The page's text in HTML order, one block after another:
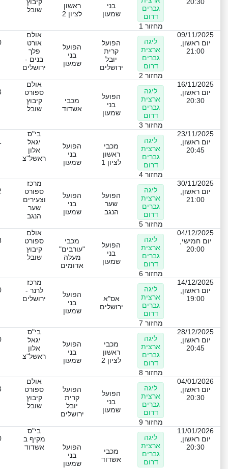
גברים
דרום
מחזור 1
בני
שמעון
ראשון
לציון 2
שובל
09/11/2025
יום ראשון,
21:00
ליגה
ארצית
גברים
דרום
מחזור 2
הפועל
קרית
יובל
ירושלים
הפועל
בני
שמעון
אולם
אורט
פלך
בנים -
ירושלים
16/11/2025
יום ראשון,
20:30
ליגה
ארצית
גברים
דרום
מחזור 3
הפועל
בני
שמעון
מכבי
אשדוד
אולם
ספורט
קיבוץ
שובל
23/11/2025
יום ראשון,
20:45
ליגה
ארצית
גברים
דרום
מחזור 4
מכבי
ראשון
לציון 1
הפועל
בני
שמעון
בי"ס
יגאל
אלון
ראשל"צ
30/11/2025
יום ראשון,
21:00
ליגה
ארצית
גברים
דרום
מחזור 5
הפועל
שער
הנגב
הפועל
בני
שמעון
מרכז
ספורט
וצעירים
שער
הנגב
04/12/2025
יום חמישי,
20:00
ליגה
ארצית
גברים
דרום
מחזור 6
הפועל
בני
שמעון
מכבי
"עורבים"
מעלה
אדומים
אולם
ספורט
קיבוץ
שובל
14/12/2025
יום ראשון,
19:00
ליגה
ארצית
גברים
דרום
מחזור 7
אס"א
ירושלים
הפועל
בני
שמעון
מרכז
לרנר -
ירושלים
28/12/2025
יום ראשון,
20:45
ליגה
ארצית
גברים
דרום
מחזור 8
מכבי
ראשון
לציון 2
הפועל
בני
שמעון
בי"ס
יגאל
אלון
ראשל"צ
04/01/2026
יום ראשון,
20:30
ליגה
ארצית
גברים
דרום
מחזור 9
הפועל
בני
שמעון
הפועל
קרית
יובל
ירושלים
אולם
ספורט
קיבוץ
שובל
11/01/2026
יום ראשון,
20:30
ליגה
ארצית
גברים
דרום
מכבי
אשדוד
הפועל
בני
שמעון
בי"ס
מקיף ב
אשדוד